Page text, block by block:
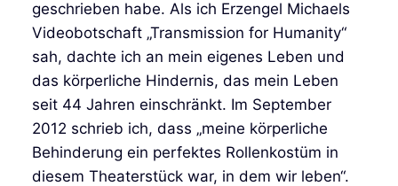
geschrieben habe. Als ich Erzengel Michaels
Videobotschaft „Transmission for Humanity“
sah, dachte ich an mein eigenes Leben und
das körperliche Hindernis, das mein Leben
seit 44 Jahren einschränkt. Im September
2012 schrieb ich, dass „meine körperliche
Behinderung ein perfektes Rollenkostüm in
diesem Theaterstück war, in dem wir leben“.